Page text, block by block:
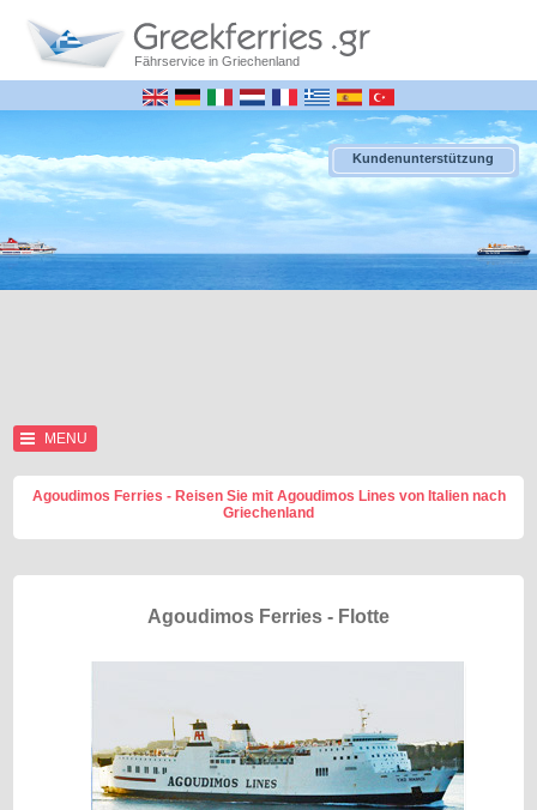
Fährservice in Griechenland
Kundenunterstützung
MENU
Agoudimos Ferries - Reisen Sie mit Agoudimos Lines von Italien nach
Griechenland
Agoudimos Ferries - Flotte